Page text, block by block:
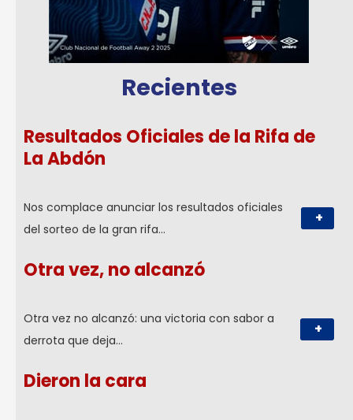
Recientes
Resultados Oficiales de la Rifa de
La Abdón
Nos complace anunciar los resultados oficiales
del sorteo de la gran rifa…
+
Otra vez, no alcanzó
Otra vez no alcanzó: una victoria con sabor a
derrota que deja…
+
Dieron la cara